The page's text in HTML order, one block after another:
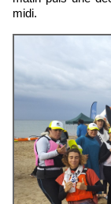
midi.